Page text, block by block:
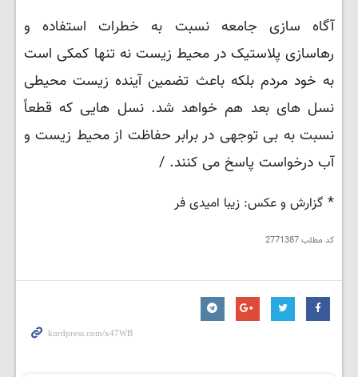
آگاه سازی جامعه نسبت به خطرات استفاده و
رهاسازی پلاستیک در محیط زیست نه تنها کمکی است
به خود مردم بلکه باعث تضمین آینده زیست محیطی
نسل های بعد هم خواهد شد. نسل هایی که قطعاً
نسبت به بی توجهی در برابر حفاظت از محیط زیست و
آب درخواست پاسخ می کنند. /
* گزارش و عکس: زیبا امیدی فر
کد مطلب2771387